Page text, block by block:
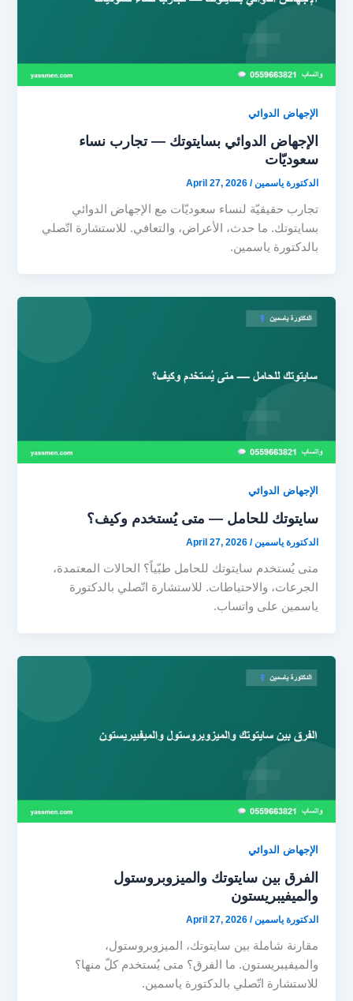
الإجهاض الدوائي
الإجهاض الدوائي بسايتوتك — تجارب نساء
سعوديّات
الدكتورة ياسمين/
April 27, 2026
تجارب حقيقيّة لنساء سعوديّات مع الإجهاض الدوائي
بسايتوتك. ما حدث، الأعراض، والتعافي. للاستشارة اتّصلي
بالدكتورة ياسمين.
الإجهاض الدوائي
سايتوتك للحامل — متى يُستخدم وكيف؟
الدكتورة ياسمين/
April 27, 2026
متى يُستخدم سايتوتك للحامل طبّياً؟ الحالات المعتمدة،
الجرعات، والاحتياطات. للاستشارة اتّصلي بالدكتورة
ياسمين على واتساب.
الإجهاض الدوائي
الفرق بين سايتوتك والميزوبروستول
والميفيبريستون
الدكتورة ياسمين/
April 27, 2026
مقارنة شاملة بين سايتوتك، الميزوبروستول،
والميفيبريستون. ما الفرق؟ متى يُستخدم كلّ منها؟
للاستشارة اتّصلي بالدكتورة ياسمين.